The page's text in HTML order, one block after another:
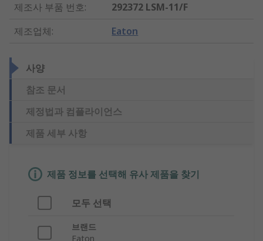
제조사 부품 번호:
292372 LSM-11/F
제조업체: Eaton
사양
참조 문서
제정법과 컴플라이언스
제품 세부 사항
제품 정보를 선택해 유사 제품을 찾기
모두 선택
브랜드
Eaton